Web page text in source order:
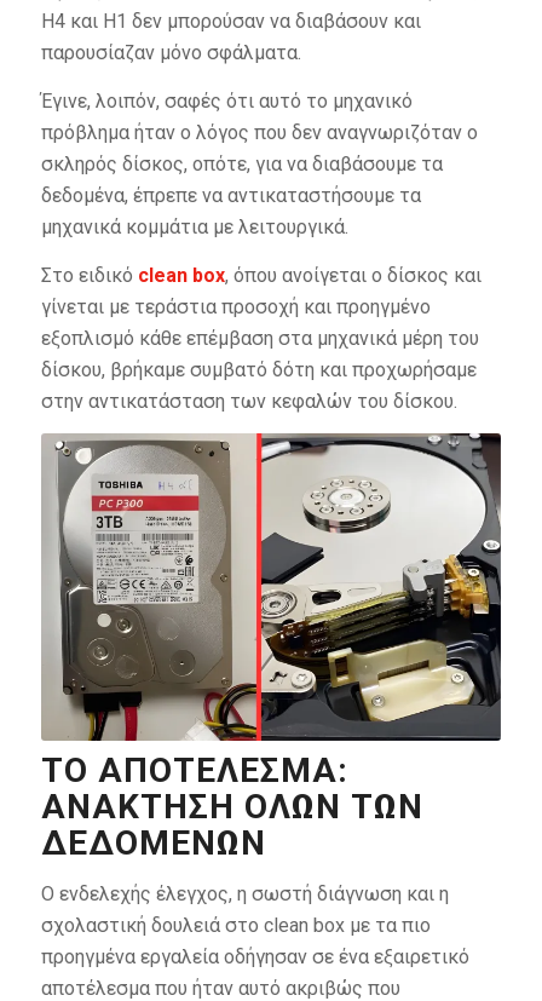
H4 και H1 δεν μπορούσαν να διαβάσουν και
παρουσίαζαν μόνο σφάλματα.
Έγινε, λοιπόν, σαφές ότι αυτό το μηχανικό
πρόβλημα ήταν ο λόγος που δεν αναγνωριζόταν ο
σκληρός δίσκος, οπότε, για να διαβάσουμε τα
δεδομένα, έπρεπε να αντικαταστήσουμε τα
μηχανικά κομμάτια με λειτουργικά.
Στο ειδικό clean box, όπου ανοίγεται ο δίσκος και
γίνεται με τεράστια προσοχή και προηγμένο
εξοπλισμό κάθε επέμβαση στα μηχανικά μέρη του
δίσκου, βρήκαμε συμβατό δότη και προχωρήσαμε
στην αντικατάσταση των κεφαλών του δίσκου.
ΤΟ ΑΠΟΤΈΛΕΣΜΑ:
ΑΝΆΚΤΗΣΗ ΌΛΩΝ ΤΩΝ
ΔΕΔΟΜΈΝΩΝ
Ο ενδελεχής έλεγχος, η σωστή διάγνωση και η
σχολαστική δουλειά στο clean box με τα πιο
προηγμένα εργαλεία οδήγησαν σε ένα εξαιρετικό
αποτέλεσμα που ήταν αυτό ακριβώς που